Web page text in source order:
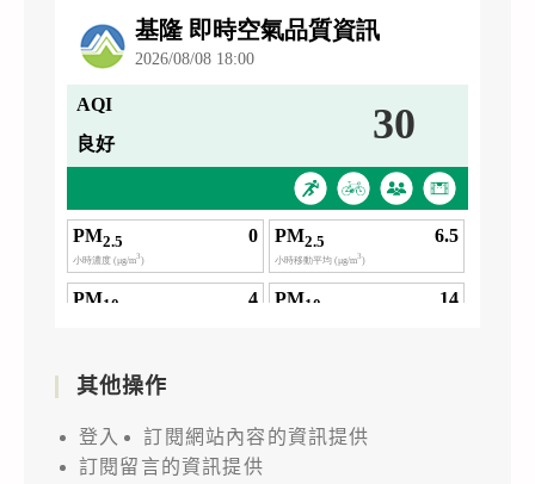
其他操作
登入
訂閱網站內容的資訊提供
訂閱留言的資訊提供